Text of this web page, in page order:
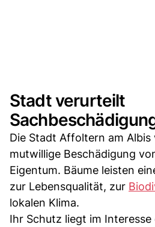
Stadt verurteilt
Die Stadt Affoltern am
mutwillige Beschädigung
Eigentum. Bäume leisten
zur Lebensqualität, zur
lokalen Klima.
Ihr Schutz liegt im Interesse